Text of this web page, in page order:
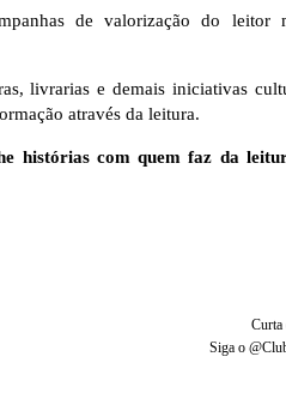
de valorização do leitor
livrarias e demais iniciativas
através da leitura.
histórias com quem faz da
Siga o